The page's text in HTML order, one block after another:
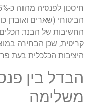
הביטוחי (שארים ואובדן
החשיבות של הבנת
קריטית, שכן הבחירה
היציבות הכלכלית בעת
הבדל בין
משלימה